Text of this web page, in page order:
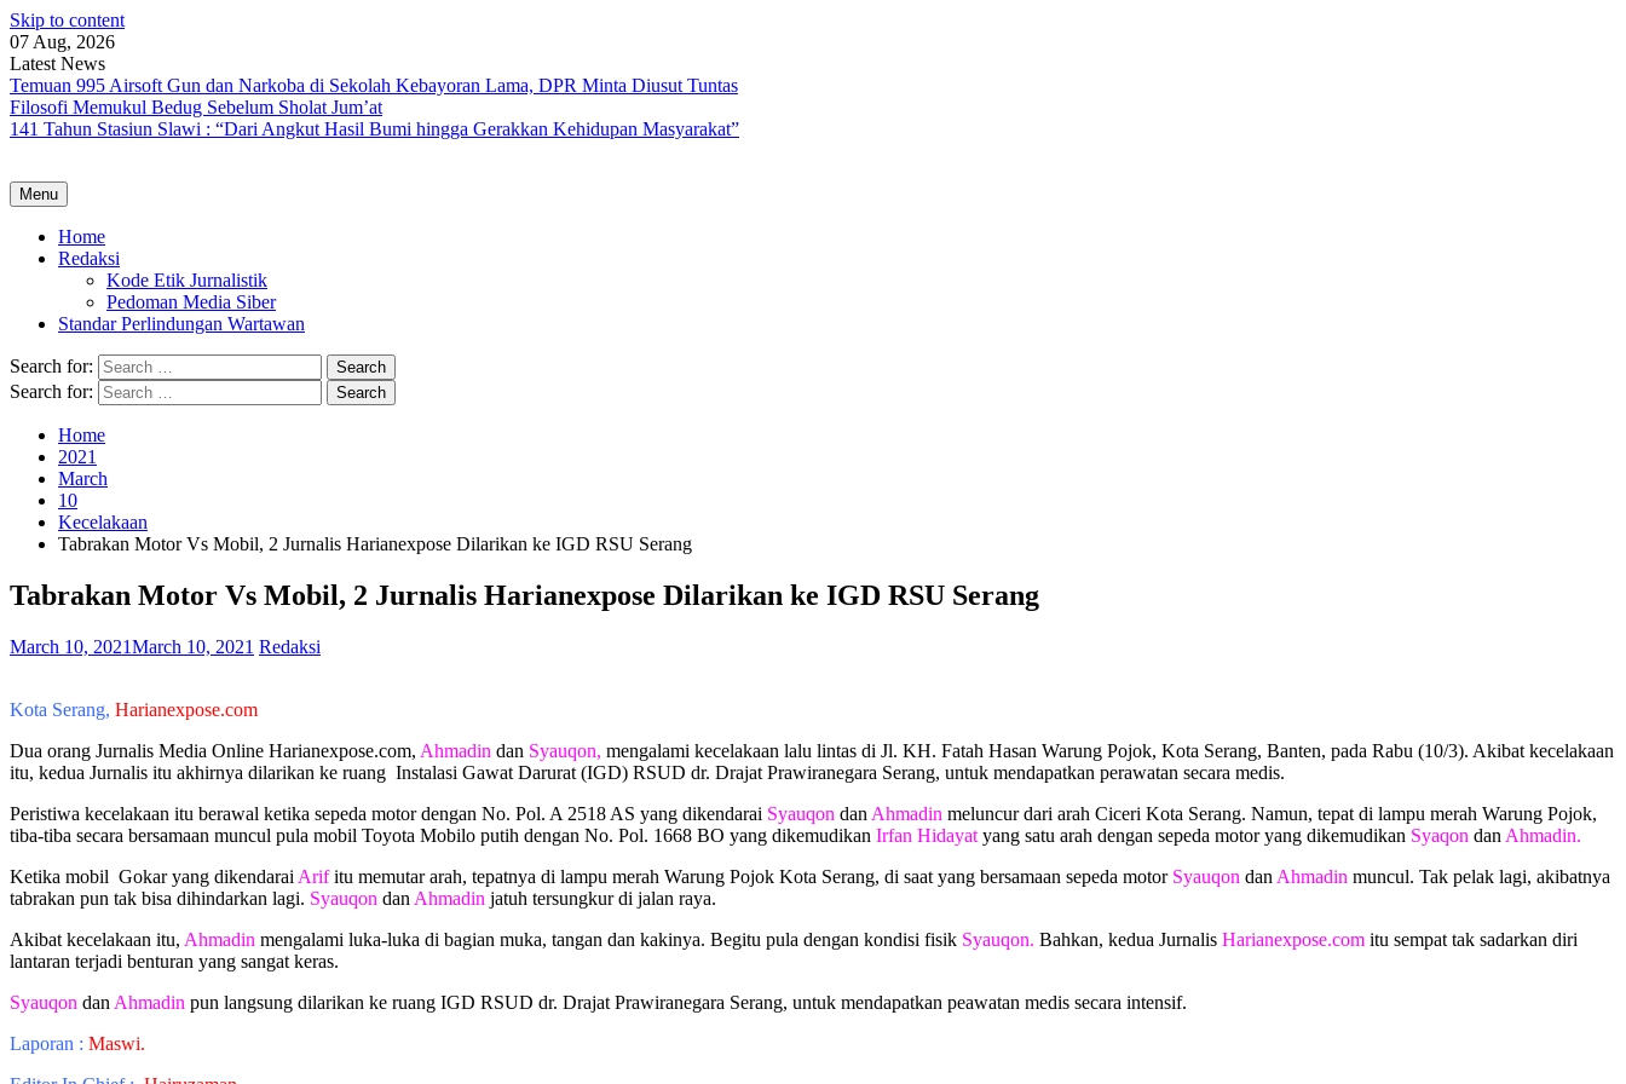
Skip to content
07 Aug, 2026
Latest News
Temuan 995 Airsoft Gun dan Narkoba di Sekolah Kebayoran Lama, DPR Minta Diusut Tuntas
Filosofi Memukul Bedug Sebelum Sholat Jum’at
141 Tahun Stasiun Slawi : “Dari Angkut Hasil Bumi hingga Gerakkan Kehidupan Masyarakat”
Menu
Home
Redaksi
Kode Etik Jurnalistik
Pedoman Media Siber
Standar Perlindungan Wartawan
Search for:
Search for:
Home
2021
March
10
Kecelakaan
Tabrakan Motor Vs Mobil, 2 Jurnalis Harianexpose Dilarikan ke IGD RSU Serang
Tabrakan Motor Vs Mobil, 2 Jurnalis Harianexpose Dilarikan ke IGD RSU Serang
March 10, 2021March 10, 2021 Redaksi
Kota Serang, Harianexpose.com
Dua orang Jurnalis Media Online Harianexpose.com, Ahmadin dan Syauqon, mengalami kecelakaan lalu lintas di Jl. KH. Fatah Hasan Warung Pojok, Kota Serang, Banten, pada Rabu (10/3). Akibat kecelakaan
itu, kedua Jurnalis itu akhirnya dilarikan ke ruang Instalasi Gawat Darurat (IGD) RSUD dr. Drajat Prawiranegara Serang, untuk mendapatkan perawatan secara medis.
Peristiwa kecelakaan itu berawal ketika sepeda motor dengan No. Pol. A 2518 AS yang dikendarai Syauqon dan Ahmadin meluncur dari arah Ciceri Kota Serang. Namun, tepat di lampu merah Warung Pojok,
tiba-tiba secara bersamaan muncul pula mobil Toyota Mobilo putih dengan No. Pol. 1668 BO yang dikemudikan Irfan Hidayat yang satu arah dengan sepeda motor yang dikemudikan Syaqon dan Ahmadin.
Ketika mobil Gokar yang dikendarai Arifitu memutar arah, tepatnya di lampu merah Warung Pojok Kota Serang, di saat yang bersamaan sepeda motor Syauqon dan Ahmadin muncul. Tak pelak lagi, akibatnya
tabrakan pun tak bisa dihindarkan lagi. Syauqon dan Ahmadin jatuh tersungkur di jalan raya.
Akibat kecelakaan itu, Ahmadin mengalami luka-luka di bagian muka, tangan dan kakinya. Begitu pula dengan kondisi fisik Syauqon. Bahkan, kedua Jurnalis Harianexpose.com itu sempat tak sadarkan diri
lantaran terjadi benturan yang sangat keras.
Syauqon dan Ahmadin pun langsung dilarikan ke ruang IGD RSUD dr. Drajat Prawiranegara Serang, untuk mendapatkan peawatan medis secara intensif.
Laporan : Maswi.